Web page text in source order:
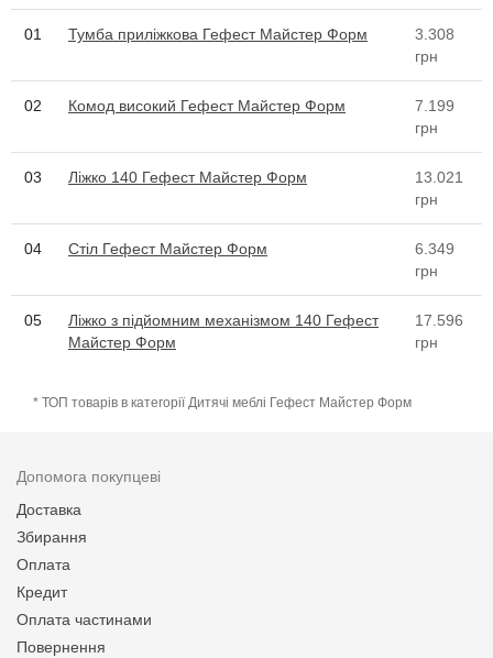
01 Тумба приліжкова Гефест Майстер Форм
3.308
грн
02 Комод високий Гефест Майстер Форм
7.199
грн
03 Ліжко 140 Гефест Майстер Форм
13.021
грн
04 Стіл Гефест Майстер Форм
6.349
грн
05
Ліжко з підйомним механізмом 140 Гефест
Майстер Форм
17.596
грн
* ТОП товарів в категорії Дитячі меблі Гефест Майстер Форм
Допомога покупцеві
Доставка
Збирання
Оплата
Кредит
Оплата частинами
Повернення